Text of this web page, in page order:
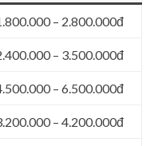
– 2.800.000đ
– 3.500.000đ
– 6.500.000đ
– 4.200.000đ